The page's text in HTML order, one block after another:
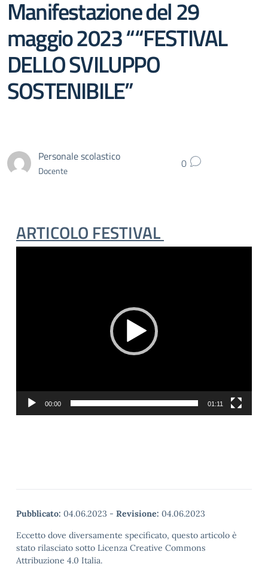
Manifestazione del 29
maggio 2023 ““FESTIVAL
DELLO SVILUPPO
SOSTENIBILE”
Personale scolastico
Docente 0
ARTICOLO FESTIVAL
00:00 01:11
Pubblicato: 04.06.2023 - Revisione: 04.06.2023
Eccetto dove diversamente specificato, questo articolo è
stato rilasciato sotto Licenza Creative Commons
Attribuzione 4.0 Italia.